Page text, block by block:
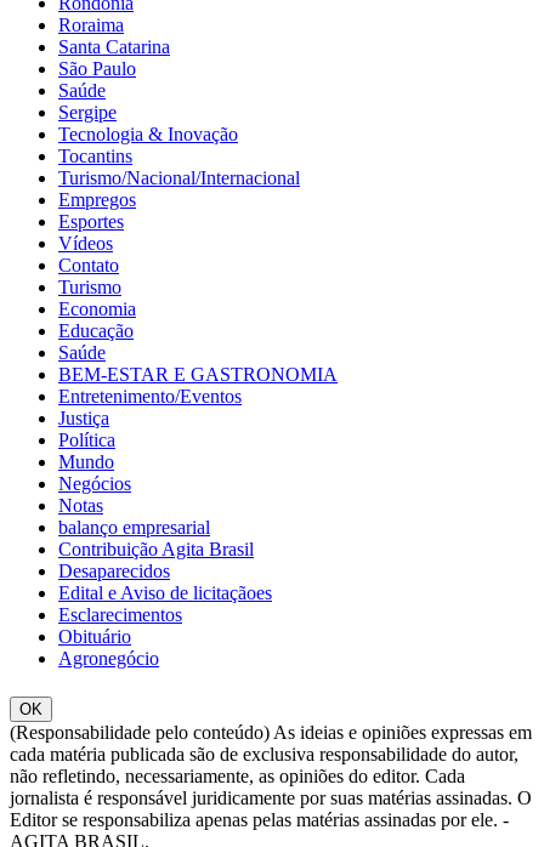
Roraima
Santa Catarina
São Paulo
Saúde
Sergipe
Tecnologia & Inovação
Tocantins
Turismo/Nacional/Internacional
Empregos
Esportes
Vídeos
Contato
Turismo
Economia
Educação
Saúde
BEM-ESTAR E GASTRONOMIA
Entretenimento/Eventos
Justiça
Política
Mundo
Negócios
Notas
balanço empresarial
Contribuição Agita Brasil
Desaparecidos
Edital e Aviso de licitaçãoes
Esclarecimentos
Obituário
Agronegócio
OK
(Responsabilidade pelo conteúdo) As ideias e opiniões expressas em
cada matéria publicada são de exclusiva responsabilidade do autor,
não refletindo, necessariamente, as opiniões do editor. Cada
jornalista é responsável juridicamente por suas matérias assinadas. O
Editor se responsabiliza apenas pelas matérias assinadas por ele. -
AGITA BRASIL.